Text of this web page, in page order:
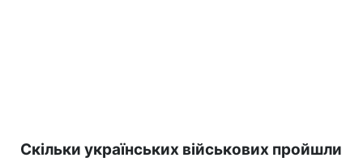
Скільки українських військових пройшли